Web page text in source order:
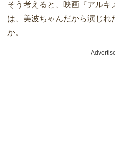
そう考えると、映画『アル
は、美波ちゃんだから演じれ
か。